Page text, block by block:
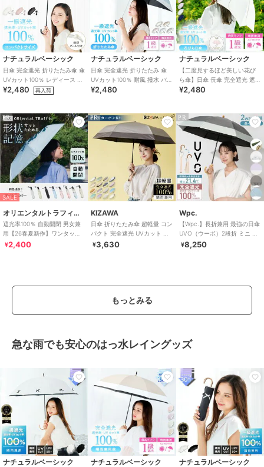
ナチュラルベーシック
日傘 完全遮光 折りたたみ傘 傘
UVカット100％ レディース フ
リル ドーム型 耐風仕様 撥水
¥2,480 再入荷
ナチュラルベーシック
日傘 完全遮光 折りたたみ 傘
UVカット100％ 耐風 撥水 バイ
カラー レディース
¥2,480
ナチュラルベーシック
【二度見するほど美しい花び
ら傘】日傘 長傘 完全遮光 遮光
率 100％ UV カット フレラ
¥2,480
PR
SALE
オリエンタルトラフィック
遮光率100％ 自動開閉 男女兼
用【26春夏新作】ワンタッチ
晴雨兼用 折りたたみ傘 /G-
¥2,400
PR
KIZAWA
日傘 折りたたみ傘 超軽量 コン
パクト 完全遮光 UVカット 晴
雨兼用 雨傘 6本骨 airy+
¥3,630
PR
Wpc.
【Wpc.】長折兼用 最強の日傘
UVO（ウーボ）2段折 ミニ 完
全遮光 遮熱 晴雨兼用 折りたた
¥8,250
もっとみる
急な雨でも安心のはっ水レイングッズ
ナチュラルベーシック ナチュラルベーシック ナチュラルベーシック